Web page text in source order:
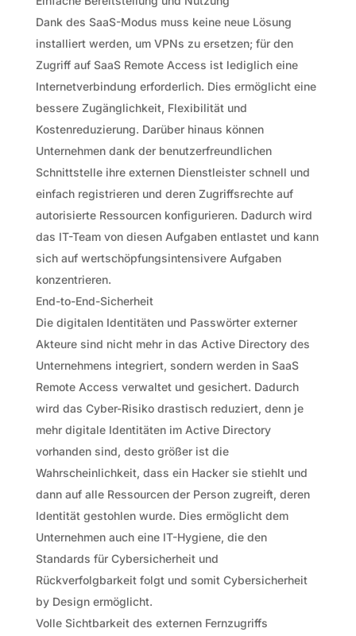
Dank des SaaS-Modus muss keine neue Lösung
installiert werden, um VPNs zu ersetzen; für den
Zugriff auf SaaS Remote Access ist lediglich eine
Internetverbindung erforderlich. Dies ermöglicht eine
bessere Zugänglichkeit, Flexibilität und
Kostenreduzierung. Darüber hinaus können
Unternehmen dank der benutzerfreundlichen
Schnittstelle ihre externen Dienstleister schnell und
einfach registrieren und deren Zugriffsrechte auf
autorisierte Ressourcen konfigurieren. Dadurch wird
das IT-Team von diesen Aufgaben entlastet und kann
sich auf wertschöpfungsintensivere Aufgaben
konzentrieren.
End-to-End-Sicherheit
Die digitalen Identitäten und Passwörter externer
Akteure sind nicht mehr in das Active Directory des
Unternehmens integriert, sondern werden in SaaS
Remote Access verwaltet und gesichert. Dadurch
wird das Cyber-Risiko drastisch reduziert, denn je
mehr digitale Identitäten im Active Directory
vorhanden sind, desto größer ist die
Wahrscheinlichkeit, dass ein Hacker sie stiehlt und
dann auf alle Ressourcen der Person zugreift, deren
Identität gestohlen wurde. Dies ermöglicht dem
Unternehmen auch eine IT-Hygiene, die den
Standards für Cybersicherheit und
Rückverfolgbarkeit folgt und somit Cybersicherheit
by Design ermöglicht.
Volle Sichtbarkeit des externen Fernzugriffs